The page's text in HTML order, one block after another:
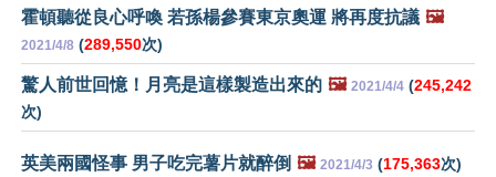
霍頓聽從良心呼喚 若孫楊參賽東京奧運 將再度抗議 🖼️
2021/4/8 (289,550次)
驚人前世回憶！月亮是這樣製造出來的 🖼️ 2021/4/4 (245,242
次)
英美兩國怪事 男子吃完薯片就醉倒 🖼️ 2021/4/3 (175,363次)